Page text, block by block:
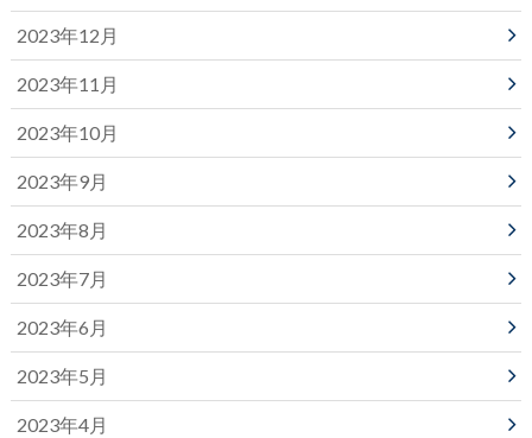
2023年12月
2023年11月
2023年10月
2023年9月
2023年8月
2023年7月
2023年6月
2023年5月
2023年4月